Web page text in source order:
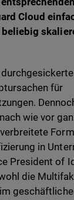
Cloud
für
wie vor
in
President of
die